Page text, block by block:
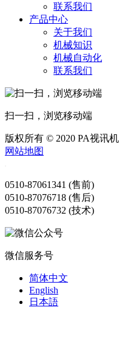
联系我们
产品中心
关于我们
机械知识
机械自动化
联系我们
扫一扫，浏览移动端
版权所有 © 2020 PA视讯
网站地图
0510-87061341 (售前)
0510-87076718 (售后)
0510-87076732 (技术)
微信服务号
简体中文
English
日本語